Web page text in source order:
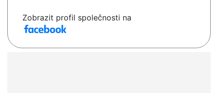
Zobrazit profil společnosti na